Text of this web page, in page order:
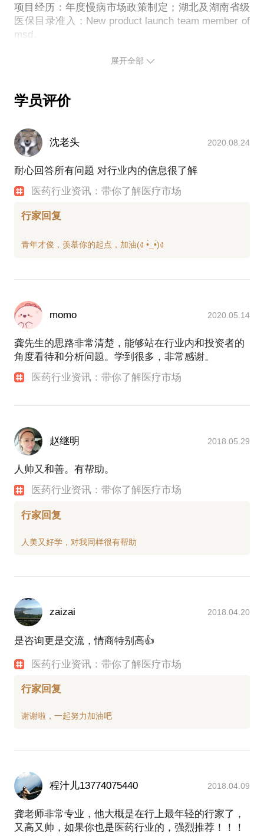
项目经历：年度慢病市场政策制定；湖北及湖南省级
医保目录准入；New product launch team member of
展开全部
学员评价
沈老头 2020.08.24
耐心回答所有问题 对行业内的信息很了解
医药行业资讯：带你了解医疗市场
行家回复
momo 2020.05.14
龚先生的思路非常清楚，能够站在行业内和投资者的
角度看待和分析问题。学到很多，非常感谢。
医药行业资讯：带你了解医疗市场
赵继明 2018.05.29
人帅又和善。有帮助。
医药行业资讯：带你了解医疗市场
行家回复
zaizai 2018.04.20
是咨询更是交流，情商特别高👍
医药行业资讯：带你了解医疗市场
行家回复
程汁儿13774075440 2018.04.09
龚老师非常专业，他大概是在行上最年轻的行家了，
又高又帅，如果你也是医药行业的，强烈推荐！！！